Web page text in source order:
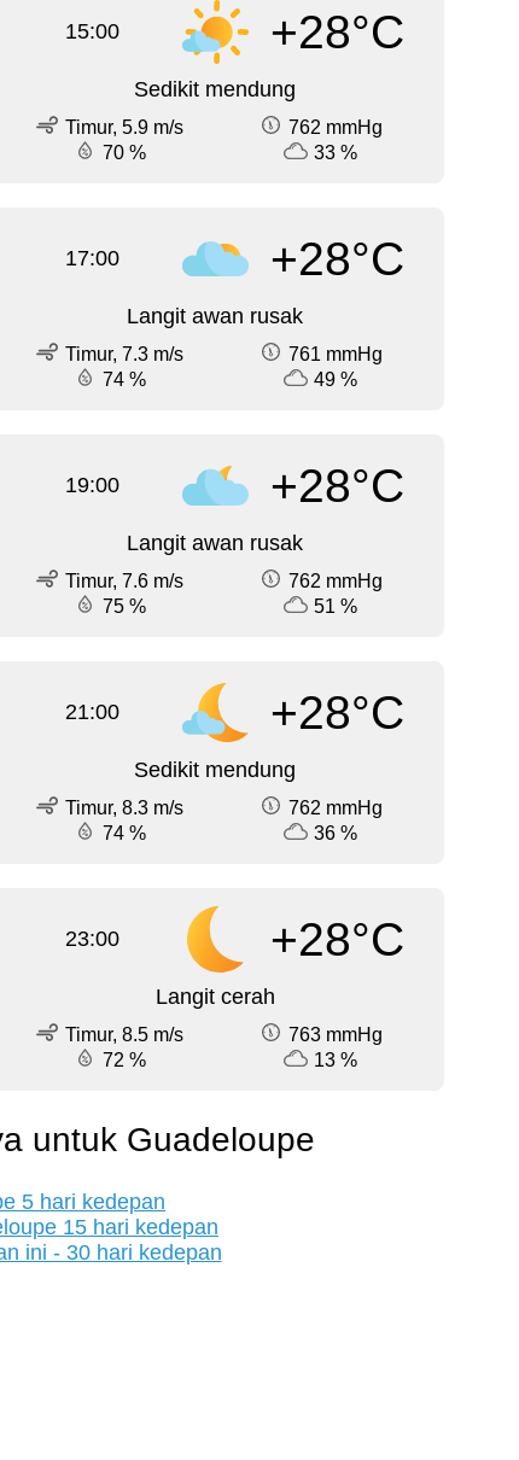
15:00 +28°C
Sedikit mendung
Timur, 5.9 m/s
762 mmHg
70 %
33 %
17:00 +28°C
Langit awan rusak
Timur, 7.3 m/s
761 mmHg
74 %
49 %
19:00 +28°C
Langit awan rusak
Timur, 7.6 m/s
762 mmHg
75 %
51 %
21:00 +28°C
Sedikit mendung
Timur, 8.3 m/s
762 mmHg
74 %
36 %
23:00 +28°C
Langit cerah
Timur, 8.5 m/s
763 mmHg
72 %
13 %
untuk Guadeloupe
5 hari kedepan
15 hari kedepan
ini - 30 hari kedepan